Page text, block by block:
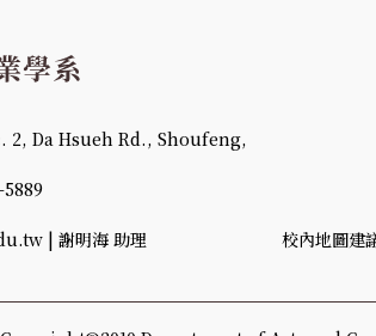
2, Da Hsueh Rd., Shoufeng,
5889
| 謝明海 助理
校內地圖建